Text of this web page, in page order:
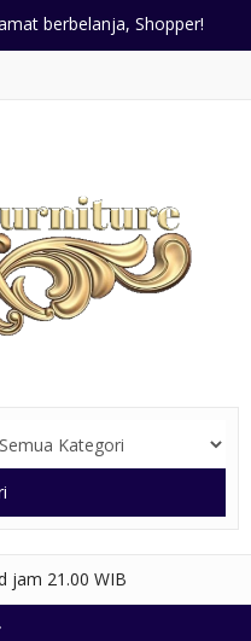
berbelanja, Shopper!
jam 21.00 WIB